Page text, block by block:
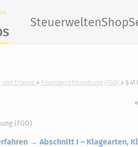
SteuerweltenShop
und Erlasse Finanzgerichtsordnung (FGO) §
(FGO)
→ Abschnitt I – Klagearten,